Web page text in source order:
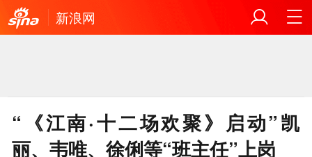
新浪网
“《江南·十二场欢聚》启动”凯
丽、韦唯、徐俐等“班主任”上岗